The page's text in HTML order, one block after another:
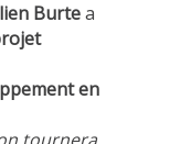
Burtea
en